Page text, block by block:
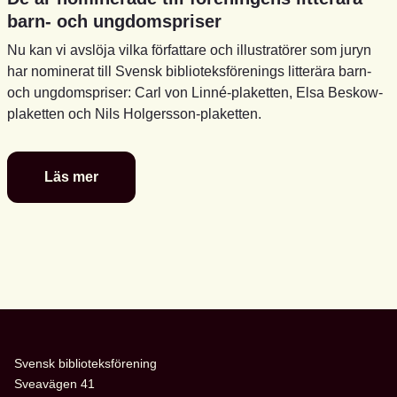
barn- och ungdomspriser
Nu kan vi avslöja vilka författare och illustratörer som juryn
har nominerat till Svensk biblioteksförenings litterära barn-
och ungdomspriser: Carl von Linné-plaketten, Elsa Beskow-
plaketten och Nils Holgersson-plaketten.
Läs mer
De
är
barn-
ungdomspriser
Svensk biblioteksförening
Sveavägen 41